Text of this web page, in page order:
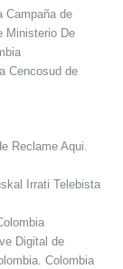
Campaña de
Ministerio De
Cencosud de
Reclame Aqui.
Irrati Telebista
Digital de
Colombia